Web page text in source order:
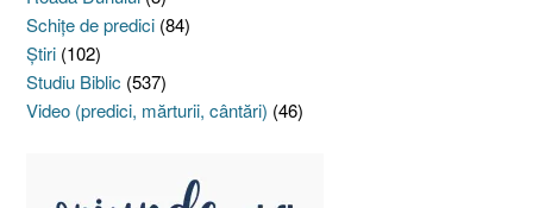
Schiţe de predici (84)
Ştiri (102)
Studiu Biblic (537)
Video (predici, mărturii, cântări) (46)